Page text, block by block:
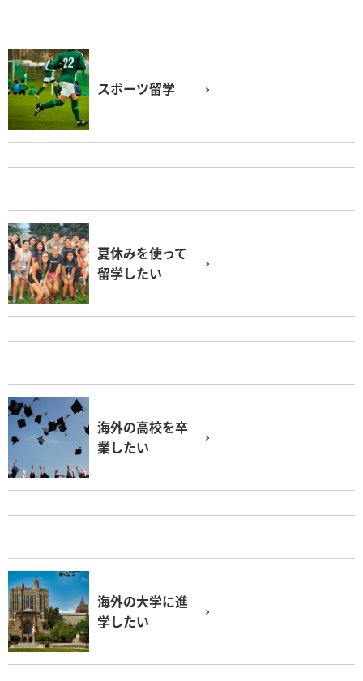
スポーツ留学
夏休みを使って
留学したい
海外の高校を卒
業したい
海外の大学に進
学したい